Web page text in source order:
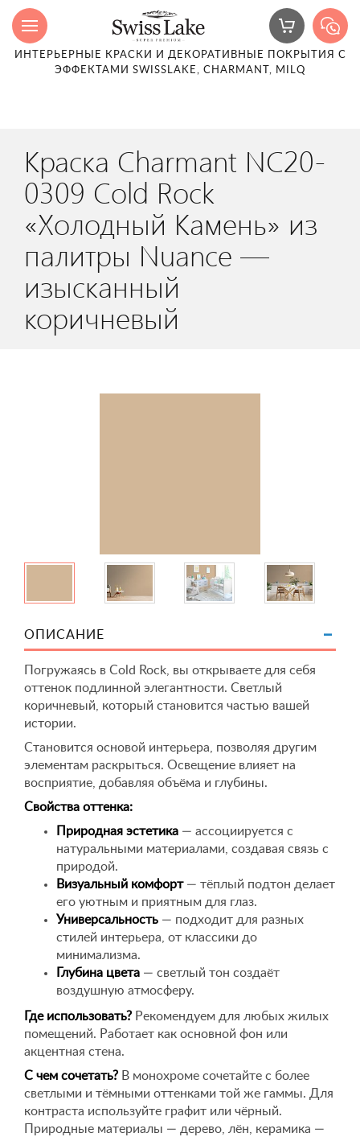
ИНТЕРЬЕРНЫЕ КРАСКИ И ДЕКОРАТИВНЫЕ ПОКРЫТИЯ С
ЭФФЕКТАМИ SWISSLAKE, CHARMANT, MILQ
Краска Charmant NC20-
0309 Cold Rock
«Холодный Камень» из
палитры Nuance —
изысканный
коричневый
ОПИСАНИЕ
Погружаясь в Cold Rock, вы открываете для себя
оттенок подлинной элегантности. Светлый
коричневый, который становится частью вашей
истории.
Становится основой интерьера, позволяя другим
элементам раскрыться. Освещение влияет на
восприятие, добавляя объёма и глубины.
Свойства оттенка:
Природная эстетика — ассоциируется с
натуральными материалами, создавая связь с
природой.
Визуальный комфорт— тёплый подтон делает
его уютным и приятным для глаз.
Универсальность — подходит для разных
стилей интерьера, от классики до
минимализма.
Глубина цвета — светлый тон создаёт
воздушную атмосферу.
Где использовать? Рекомендуем для любых жилых
помещений. Работает как основной фон или
акцентная стена.
С чем сочетать? В монохроме сочетайте с более
светлыми и тёмными оттенками той же гаммы. Для
контраста используйте графит или чёрный.
Природные материалы — дерево, лён, керамика —